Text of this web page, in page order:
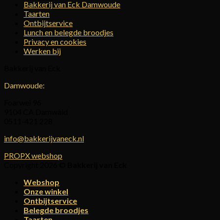
Bakkerij van Eck Damwoude
Taarten
Ontbijtservice
Lunch en belegde broodjes
Privacy en cookies
Werken bij
Damwoude:
info@bakkerijvaneck.nl
PROPX webshop
Webshop
Onze winkel
Ontbijtservice
Belegde broodjes